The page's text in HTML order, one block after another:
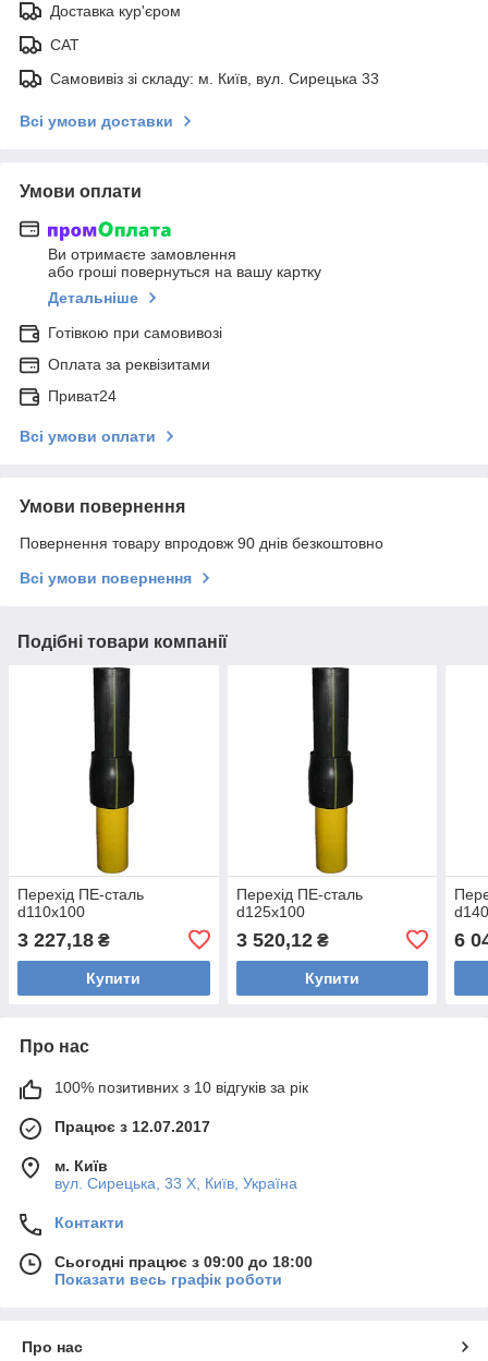
Доставка кур'єром
САТ
Самовивіз зі складу: м. Київ, вул. Сирецька 33
Всі умови доставки
Умови оплати
Ви отримаєте замовлення
або гроші повернуться на вашу картку
Детальніше
Готівкою при самовивозі
Оплата за реквізитами
Приват24
Всі умови оплати
Умови повернення
Повернення товару впродовж 90 днів безкоштовно
Всі умови повернення
Подібні товари компанії
Перехід ПЕ-сталь
d110x100
3 227,18 ₴
Купити
Перехід ПЕ-сталь
d125x100
3 520,12₴
Купити
6
Про нас
100% позитивних з 10 відгуків за рік
Працює з 12.07.2017
м. Київ
вул. Сирецька, 33 Х, Київ, Україна
Контакти
Сьогодні працює з 09:00 до 18:00
Показати весь графік роботи
Про нас